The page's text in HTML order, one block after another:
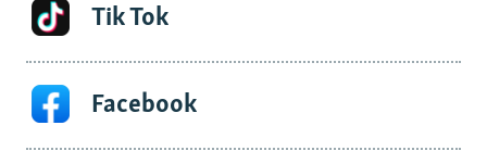
Tik Tok
Facebook